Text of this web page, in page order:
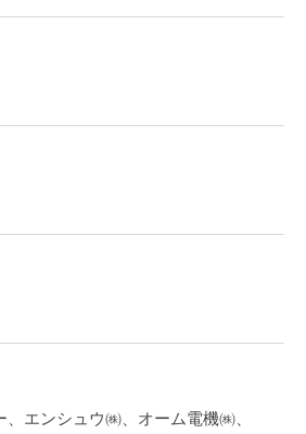
エンシュウ㈱、オーム電機㈱、